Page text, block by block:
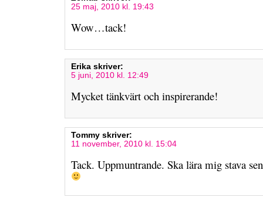
25 maj, 2010 kl. 19:43
Wow…tack!
Erika skriver:
5 juni, 2010 kl. 12:49
Mycket tänkvärt och inspirerande!
Tommy skriver:
11 november, 2010 kl. 15:04
Tack. Uppmuntrande. Ska lära mig stava